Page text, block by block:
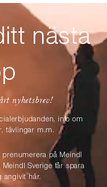
nästa
nyhetsbrev!
info om
tävlingar m.m.
på Meindl
Sverige får spara
angivit här.